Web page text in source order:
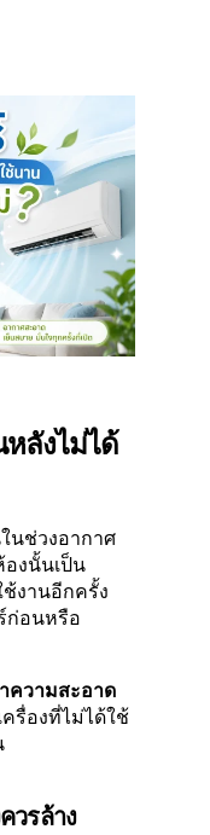
หลังไม่ได้
นช่วงอากาศ
งนั้นเป็น
งานอีกครั้ง
ก่อนหรือ
ความสะอาด
รื่องที่ไม่ได้ใช้
วรล้าง